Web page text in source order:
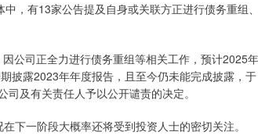
，有13家公告提及自身或关联方正进行债务重组
公司正全力进行债务重组等相关工作，预计2025年
披露2023年年度报告，且至今仍未能完成披露，于
及有关责任人予以公开谴责的决定。
下一阶段大概率还将受到投资人士的密切关注。